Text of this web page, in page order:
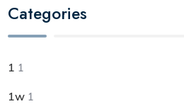
Categories
1 1
1w 1